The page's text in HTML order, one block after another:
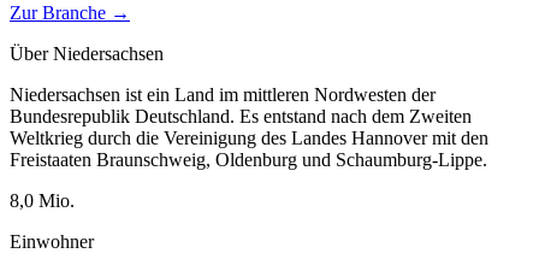
Zur Branche →
ÜberNiedersachsen
Niedersachsen ist ein Land im mittleren Nordwesten der
Bundesrepublik Deutschland. Es entstand nach dem Zweiten
Weltkrieg durch die Vereinigung des Landes Hannover mit den
Freistaaten Braunschweig, Oldenburg und Schaumburg-Lippe.
8,0 Mio.
Einwohner